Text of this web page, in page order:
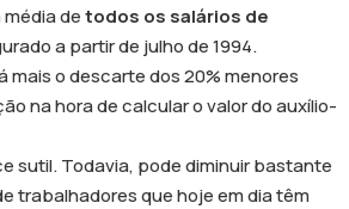
detodos os salários de
a partir de julho de 1994.
mais o descarte dos 20% menores
na hora de calcular o valor do auxílio-
sutil. Todavia, pode diminuir bastante
trabalhadores que hoje em dia têm